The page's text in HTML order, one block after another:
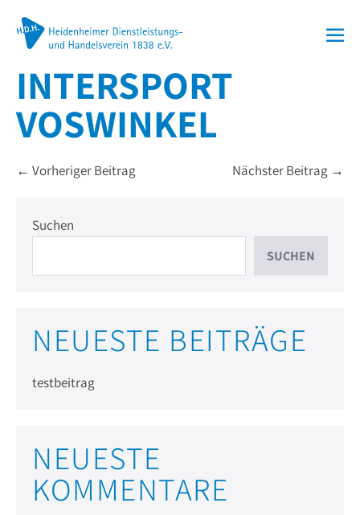
Inhalt
INTERSPORT
VOSWINKEL
Beitragsnavigation
← Vorheriger Beitrag Nächster Beitrag →
Suchen
SUCHEN
NEUESTE BEITRÄGE
testbeitrag
NEUESTE
KOMMENTARE